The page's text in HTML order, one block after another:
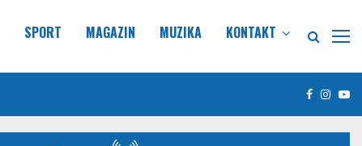
SPORT MAGAZIN MUZIKA KONTAKT
Facebook